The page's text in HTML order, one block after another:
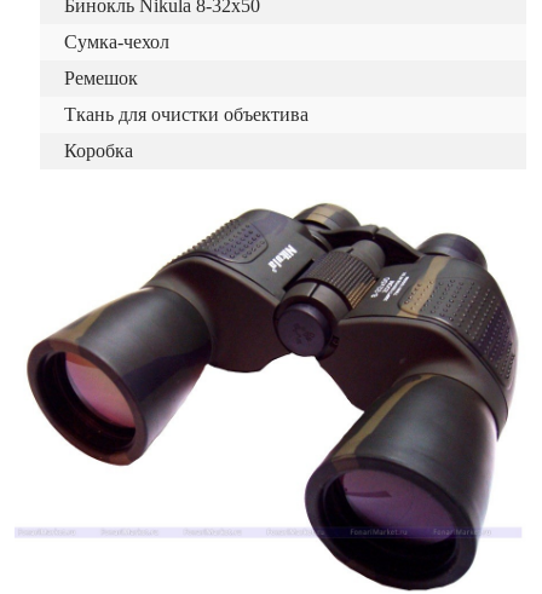
Бинокль Nikula 8-32x50
Сумка-чехол
Ремешок
Ткань для очистки объектива
Коробка